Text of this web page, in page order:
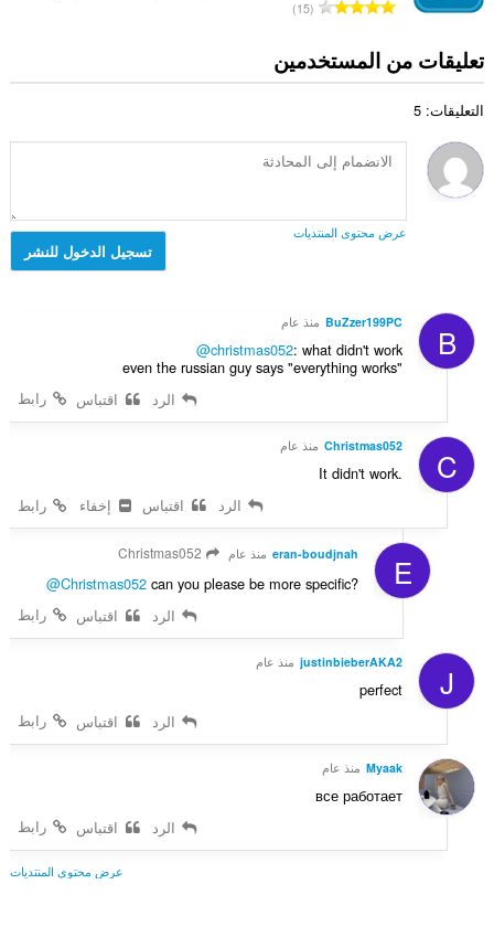
م
ت
:
ل
ي
ا
ت
ي
ل
ي
م
ا
ا
إ
ج
ل
ي
ت
م
ا
ت
ا
د
ل
إ
ا
ق
ي
م
ا
ت
15
تعليقات من المستخدمين
التعليقات: 5
عرض محتوى المنتديات
تسجيل الدخول للنشر
B
BuZzer199PC منذ عام
@christmas052: what didn't work
even the russian guy says "everything works"
رابط
الرد اقتباس
C
Christmas052 منذ عام
It didn't work.
إخفاء
رابط الرد اقتباس
E
eran-boudjnah منذ عام
@Christmas052 can you please be more specific?
رابط
الرد اقتباس
J
justinbieberAKA2 منذ عام
perfect
رابط
الرد اقتباس
Myaak منذ عام
все работает
رابط
الرد اقتباس
عرض محتوى المنتديات